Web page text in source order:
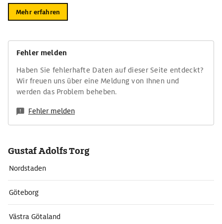
Mehr erfahren
Fehler melden
Haben Sie fehlerhafte Daten auf dieser Seite entdeckt?
Wir freuen uns über eine Meldung von Ihnen und
werden das Problem beheben.
Fehler melden
Gustaf Adolfs Torg
Nordstaden
Göteborg
Västra Götaland